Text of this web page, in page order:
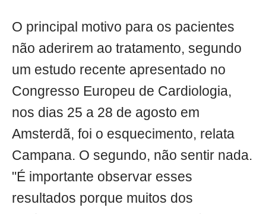
O principal motivo para os pacientes
não aderirem ao tratamento, segundo
um estudo recente apresentado no
Congresso Europeu de Cardiologia,
nos dias 25 a 28 de agosto em
Amsterdã, foi o esquecimento, relata
Campana. O segundo, não sentir nada.
"É importante observar esses
resultados porque muitos dos